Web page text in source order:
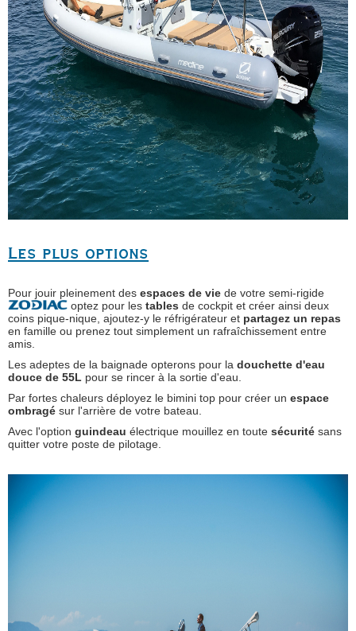
Les plus options
Pour jouir pleinement des espaces de vie de votre semi-rigide
optez pour les tables de cockpit et créer ainsi deux
coins pique-nique, ajoutez-y le réfrigérateur et partagez un repas
en famille ou prenez tout simplement un rafraîchissement entre
amis.
Les adeptes de la baignade opterons pour la douchette d'eau
douce de 55L pour se rincer à la sortie d'eau.
Par fortes chaleurs déployez le bimini top pour créer un espace
ombragé sur l'arrière de votre bateau.
Avec l'option guindeau électrique mouillez en toute sécurité sans
quitter votre poste de pilotage.